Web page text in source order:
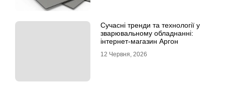
Сучасні тренди та технології у
зварювальному обладнанні:
інтернет-магазин Аргон
12 Червня, 2026